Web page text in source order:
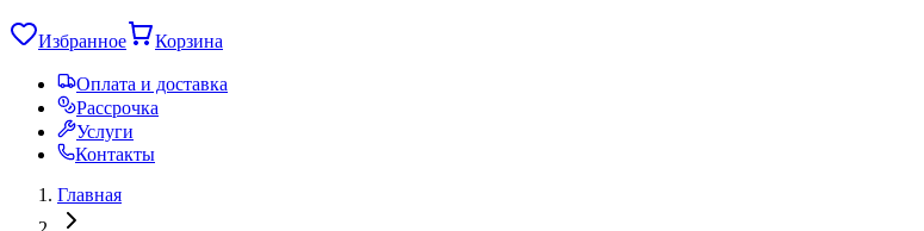
Избранное Корзина
Оплата и доставка
Рассрочка
Услуги
Контакты
Главная